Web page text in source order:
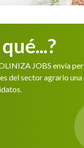
qué...?
JOBS envía
del sector agrario